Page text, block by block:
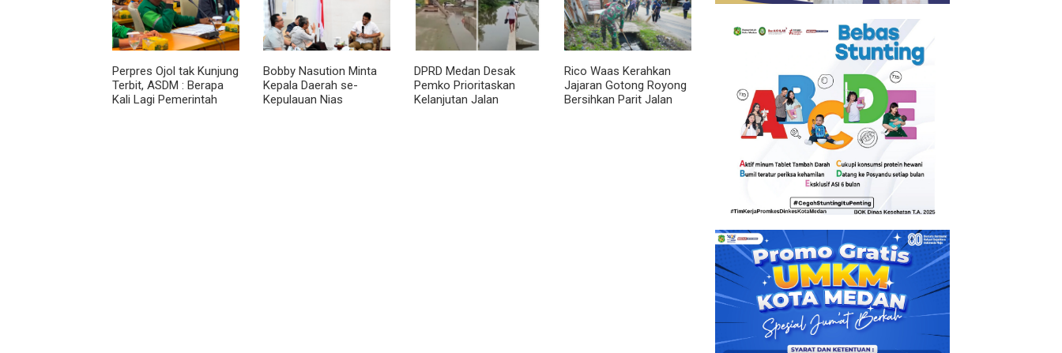
Perpres Ojol tak Kunjung
Terbit, ASDM : Berapa
Kali Lagi Pemerintah
Bobby Nasution Minta
Kepala Daerah se-
Kepulauan Nias
DPRD Medan Desak
Pemko Prioritaskan
Kelanjutan Jalan
Rico Waas Kerahkan
Jajaran Gotong Royong
Bersihkan Parit Jalan